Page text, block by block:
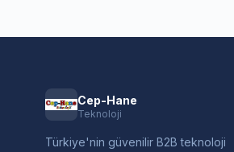
Cep-Hane
Teknoloji
Türkiye'nin güvenilir B2B teknoloji